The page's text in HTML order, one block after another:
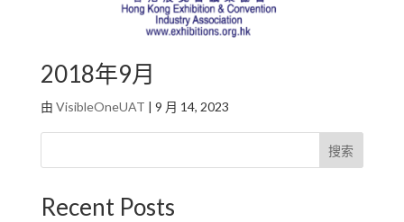
2018年9月
由 VisibleOneUAT | 9 月 14, 2023
搜索
Recent Posts